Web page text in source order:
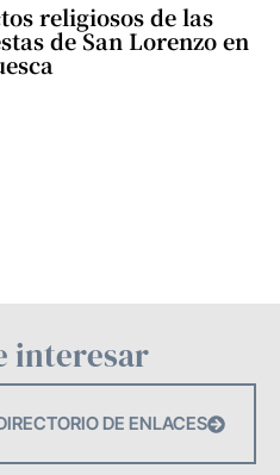
religiosos de las
de San Lorenzo en
interesar
DE ENLACES